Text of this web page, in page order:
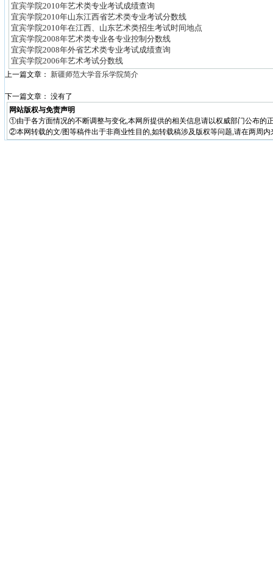
宜宾学院2010年艺术类专业考试成绩查询
宜宾学院2010年山东江西省艺术类专业考试分数线
宜宾学院2010年在江西、山东艺术类招生考试时间地点
宜宾学院2008年艺术类专业各专业控制分数线
宜宾学院2008年外省艺术类专业考试成绩查询
宜宾学院2006年艺术考试分数线
上一篇文章： 新疆师范大学音乐学院简介
下一篇文章： 没有了
网站版权与免责声明
①由于各方面情况的不断调整与变化,本网所提供的相关信息请以权威部门公布的
②本网转载的文/图等稿件出于非商业性目的,如转载稿涉及版权等问题,请在两周内